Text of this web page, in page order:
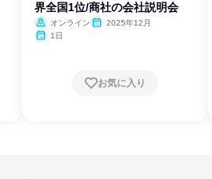
界全国1位/商社の会社説明会
オンライン
2025年12月
1日
お気に入り